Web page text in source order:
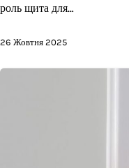
роль щита для…
26 Жовтня 2025